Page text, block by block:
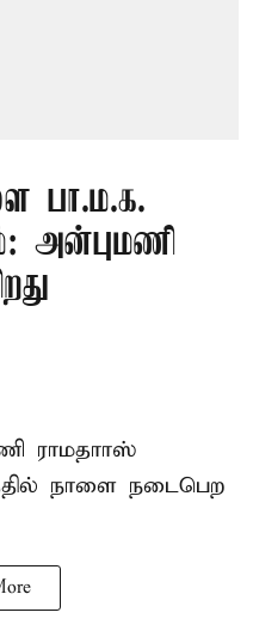
பா.ம.க.
அன்புமணி
ராமதாாஸ்
நாளை நடைபெற